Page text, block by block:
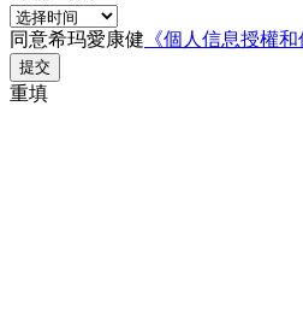
同意希玛愛康健 《個人信息授權和
提交
重填